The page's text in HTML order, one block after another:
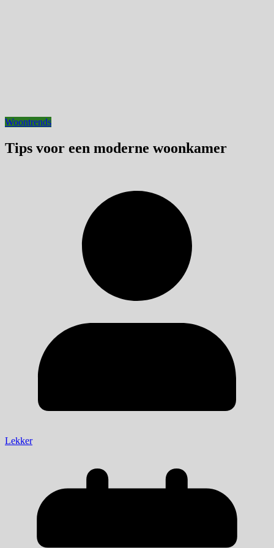
Woontrends
Tips voor een moderne woonkamer
Lekker